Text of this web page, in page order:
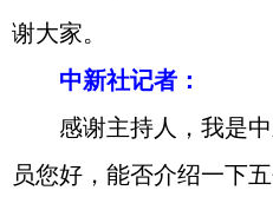
谢大家。
中新社记者：
感谢主持人，我是
员您好，能否介绍一下